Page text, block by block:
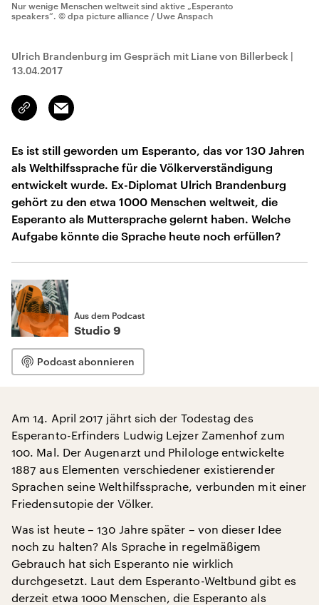
Nur wenige Menschen weltweit sind aktive „Esperanto
speakers“. © dpa picture alliance / Uwe Anspach
Ulrich Brandenburg im Gespräch mit Liane von Billerbeck |
13.04.2017
Link
kopieren/teilen
Email
Es ist still geworden um Esperanto, das vor 130 Jahren
als Welthilfssprache für die Völkerverständigung
entwickelt wurde. Ex-Diplomat Ulrich Brandenburg
gehört zu den etwa 1000 Menschen weltweit, die
Esperanto als Muttersprache gelernt haben. Welche
Aufgabe könnte die Sprache heute noch erfüllen?
Aus dem Podcast
Studio 9
Podcast abonnieren
Am 14. April 2017 jährt sich der Todestag des
Esperanto-Erfinders Ludwig Lejzer Zamenhof zum
100. Mal. Der Augenarzt und Philologe entwickelte
1887 aus Elementen verschiedener existierender
Sprachen seine Welthilfssprache, verbunden mit einer
Friedensutopie der Völker.
Was ist heute – 130 Jahre später – von dieser Idee
noch zu halten? Als Sprache in regelmäßigem
Gebrauch hat sich Esperanto nie wirklich
durchgesetzt. Laut dem Esperanto-Weltbund gibt es
derzeit etwa 1000 Menschen, die Esperanto als